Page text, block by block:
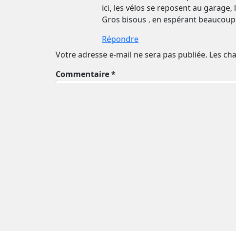
ici, les vélos se reposent au
Gros bisous , en espérant
Répondre
Votre adresse e-mail ne sera pas publiée. Les
Commentaire *